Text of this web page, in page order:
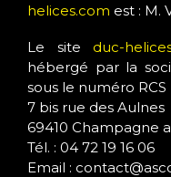
helices.com est : M.
Le site duc-
hébergé par la
sous le numéro
7 bis rue des Aulnes
69410 Champagne
Tél. : 04 72 19 16 06
Email :